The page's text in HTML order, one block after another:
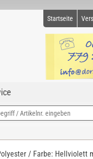
Startseite
/ Farbe: Hellviolett